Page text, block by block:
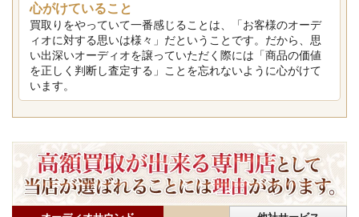
心がけていること
買取りをやっていて一番感じることは、「お客様のオーデ
ィオに対する思いは様々」だということです。だから、思
い出深いオーディオを譲っていただく際には「商品の価値
を正しく判断し査定する」ことを忘れないように心がけて
います。